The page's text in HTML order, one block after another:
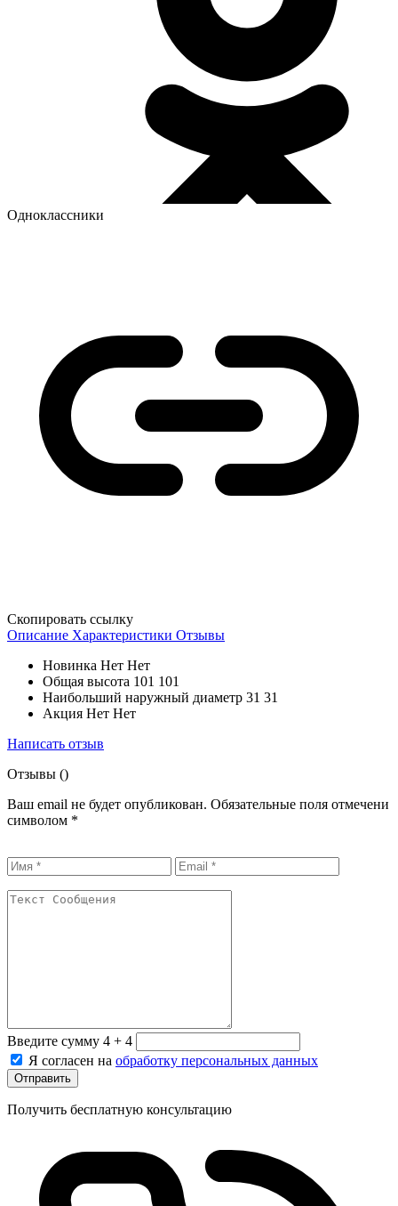
Одноклассники
Скопировать ссылку
Описание Характеристики Отзывы
Новинка Нет Нет
Общая высота 101 101
Наибольший наружный диаметр 31 31
Акция Нет Нет
Написать отзыв
Отзывы ()
Ваш email не будет опубликован. Обязательные поля отмечени
символом *
Введите сумму 4 + 4
Я согласен на обработку персональных данных
Отправить
Получить бесплатную консультацию